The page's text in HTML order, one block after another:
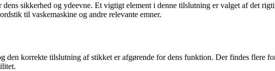
sikkerhed og ydeevne. Et vigtigt element i denne tilslutning er valget af det
til vaskemaskine og andre relevante emner.
den korrekte tilslutning af stikket er afgørende for dens funktion. Der findes flere